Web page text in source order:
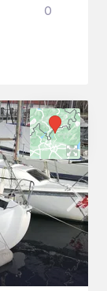
0